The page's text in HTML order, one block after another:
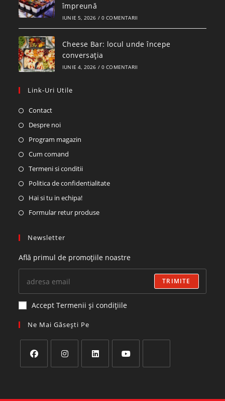
împreună
IUNIE 5, 2026 / 0 COMENTARII
Cheese Bar: locul unde începe
conversația
IUNIE 4, 2026 / 0 COMENTARII
Link-Uri Utile
Contact
Despre noi
Program magazin
Cum comand
Termeni si conditii
Politica de confidentialitate
Hai si tu in echipa!
Formular retur produse
Newsletter
Află primul de promoțiile noastre
TRIMITE
Accept Termenii și condițiile
Ne Mai Găsești Pe